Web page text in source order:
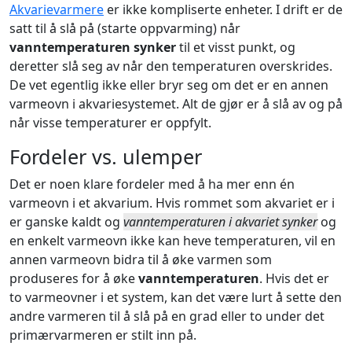
Akvarievarmere er ikke kompliserte enheter. I drift er de
satt til å slå på (starte oppvarming) når
vanntemperaturen synkertil et visst punkt, og
deretter slå seg av når den temperaturen overskrides.
De vet egentlig ikke eller bryr seg om det er en annen
varmeovn i akvariesystemet. Alt de gjør er å slå av og på
når visse temperaturer er oppfylt.
Fordeler vs. ulemper
Det er noen klare fordeler med å ha mer enn én
varmeovn i et akvarium. Hvis rommet som akvariet er i
er ganske kaldt og vanntemperaturen i akvariet synkerog
en enkelt varmeovn ikke kan heve temperaturen, vil en
annen varmeovn bidra til å øke varmen som
produseres for å økevanntemperaturen. Hvis det er
to varmeovner i et system, kan det være lurt å sette den
andre varmeren til å slå på en grad eller to under det
primærvarmeren er stilt inn på.